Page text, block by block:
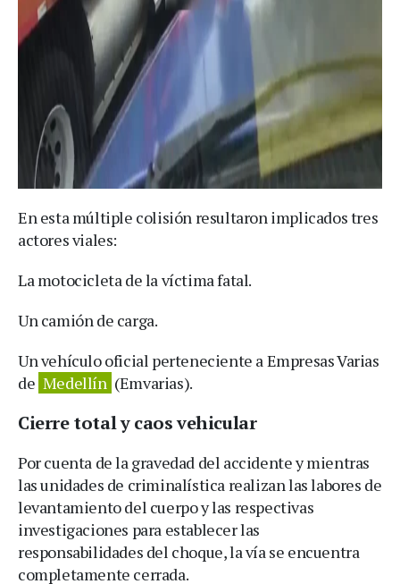
En esta múltiple colisión resultaron implicados tres
actores viales:
La motocicleta de la víctima fatal.
Un camión de carga.
Un vehículo oficial perteneciente a Empresas Varias
de Medellín (Emvarias).
Cierre total y caos vehicular
Por cuenta de la gravedad del accidente y mientras
las unidades de criminalística realizan las labores de
levantamiento del cuerpo y las respectivas
investigaciones para establecer las
responsabilidades del choque, la vía se encuentra
completamente cerrada.